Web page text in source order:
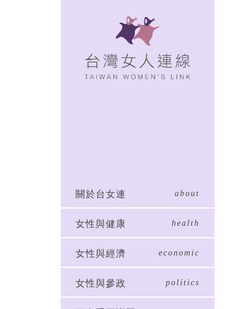
關於台女連 about
女性與健康 health
女性與經濟 economic
女性與參政 politics